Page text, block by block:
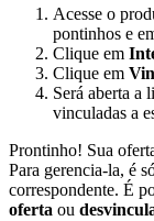
Acesse o
pontinhos e
Clique em
Clique em
Será aberta a
vinculadas a
Prontinho! Sua
Para gerencia-la, é
correspondente. É
oferta ou